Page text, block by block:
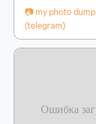
📷 my photo dump
(telegram)